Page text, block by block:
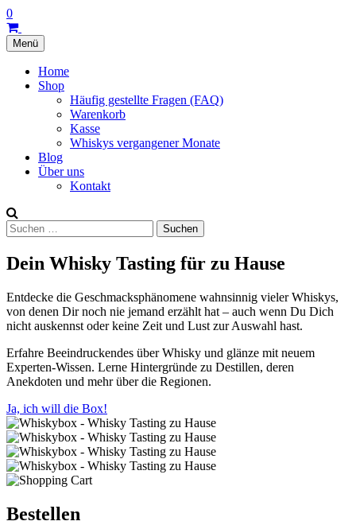
Skip
to
content
0
Whiskybox
Whisky
Tasting
Menü
Home
Shop
Häufig gestellte Fragen (FAQ)
Warenkorb
Kasse
Whiskys vergangener Monate
Blog
Über uns
Kontakt
Suchen
nach:
Dein Whisky Tasting für zu Hause
Entdecke die Geschmacksphänomene wahnsinnig vieler Whiskys,
von denen Dir noch nie jemand erzählt hat – auch wenn Du Dich
nicht auskennst oder keine Zeit und Lust zur Auswahl hast.
Erfahre Beeindruckendes über Whisky und glänze mit neuem
Experten-Wissen. Lerne Hintergründe zu Destillen, deren
Anekdoten und mehr über die Regionen.
Ja, ich will die Box!
Bestellen